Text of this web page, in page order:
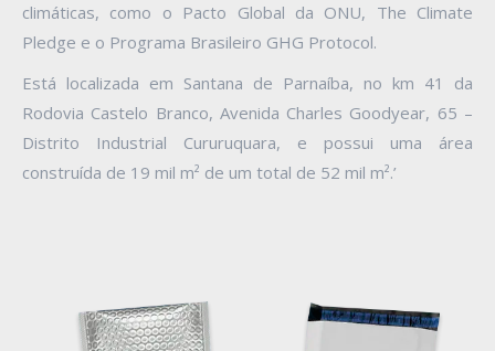
climáticas, como o Pacto Global da ONU, The Climate
Pledge e o Programa Brasileiro GHG Protocol.
Está localizada em Santana de Parnaíba, no km 41 da
Rodovia Castelo Branco, Avenida Charles Goodyear, 65 –
Distrito Industrial Cururuquara, e possui uma área
construída de 19 mil m² de um total de 52 mil m².’